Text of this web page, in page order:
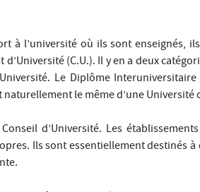
l’université où ils sont enseignés,
(C.U.). Il y en a deux
Le Diplôme
le même d’une Université
d’Université. Les
Ils sont essentiellement destinés